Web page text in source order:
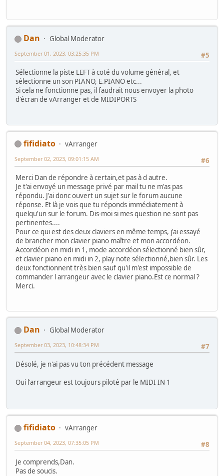
Dan
Global Moderator
#5
September 01, 2023, 03:25:35 PM
Sélectionne la piste LEFT à coté du volume général, et
sélectionne un son PIANO, E.PIANO etc...
Si cela ne fonctionne pas, il faudrait nous envoyer la photo
d'écran de vArranger et de MIDIPORTS
fifidiato
vArranger
#6
September 02, 2023, 09:01:15 AM
Merci Dan de répondre à certain,et pas à d autre.
Je t'ai envoyé un message privé par mail tu ne m'as pas
répondu. J'ai donc ouvert un sujet sur le forum aucune
réponse. Et là je vois que tu réponds immédiatement à
quelqu'un sur le forum. Dis-moi si mes question ne sont pas
pertinentes....
Pour ce qui est des deux claviers en même temps, j'ai essayé
de brancher mon clavier piano maître et mon accordéon.
Accordéon en midi in 1, mode accordéon sélectionné bien sûr,
et clavier piano en midi in 2, play note sélectionné,bien sûr. Les
deux fonctionnent très bien sauf qu'il m'est impossible de
commander l arrangeur avec le clavier piano.Est ce normal ?
Merci.
Dan
Global Moderator
#7
September 03, 2023, 10:48:34 PM
Désolé, je n'ai pas vu ton précédent message
Oui l'arrangeur est toujours piloté par le MIDI IN 1
fifidiato
vArranger
#8
September 04, 2023, 07:35:05 PM
Je comprends,Dan.
Pas de soucis.